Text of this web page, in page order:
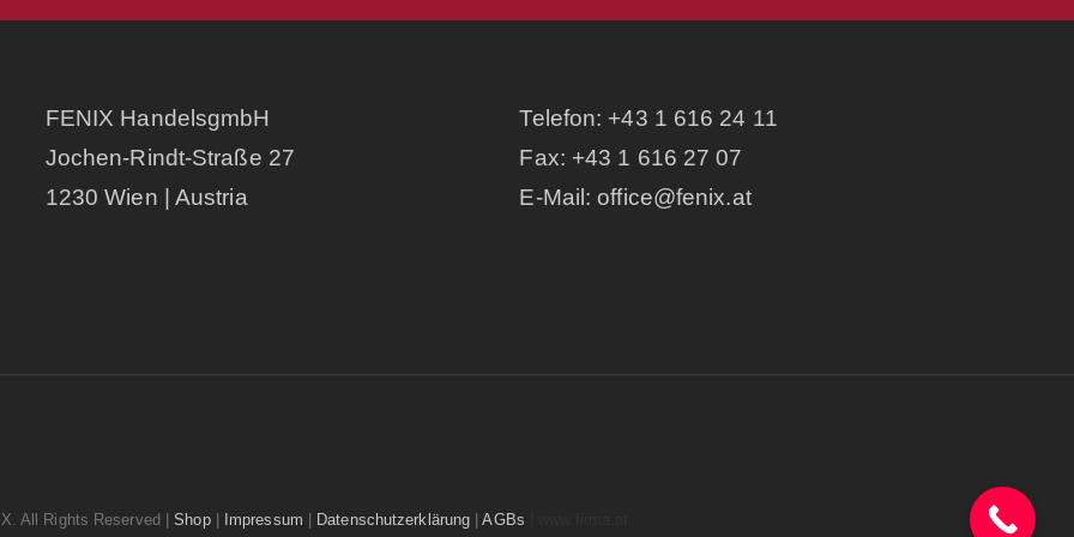
FENIX HandelsgmbH
Jochen-Rindt-Straße 27
1230 Wien | Austria
Telefon: +43 1 616 24 11
Fax: +43 1 616 27 07
E-Mail:office@fenix.at
All Rights Reserved |Shop| Impressum Datenschutzerklärung |AGBs